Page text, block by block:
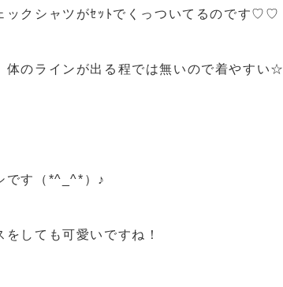
ックシャツがｾｯﾄでくっついてるのです♡♡
体のラインが出る程では無いので着やすい☆
です（*^_^*）♪
をしても可愛いですね！